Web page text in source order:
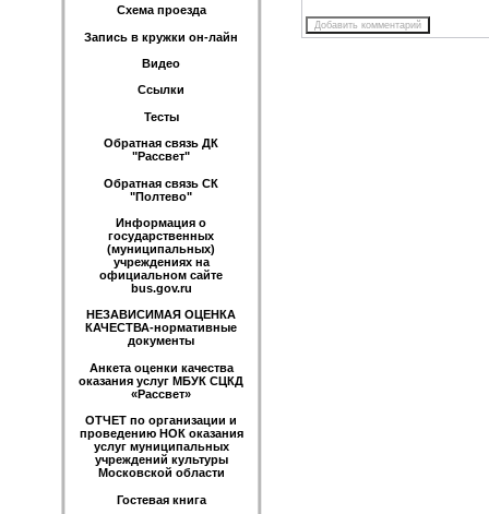
Схема проезда
Запись в кружки он-лайн
Видео
Ссылки
Тесты
Обратная связь ДК
"Рассвет"
Обратная связь СК
"Полтево"
Информация о
государственных
(муниципальных)
учреждениях на
официальном сайте
bus.gov.ru
НЕЗАВИСИМАЯ ОЦЕНКА
КАЧЕСТВА-нормативные
документы
Анкета оценки качества
оказания услуг МБУК СЦКД
«Рассвет»
ОТЧЕТ по организации и
проведению НОК оказания
услуг муниципальных
учреждений культуры
Московской области
Гостевая книга